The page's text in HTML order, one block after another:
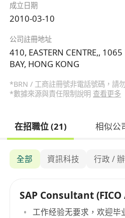
成立日期
2010-03-10
公司註冊地址
410, EASTERN CENTRE,,
BAY, HONG KONG
*BRN / 工商註冊號非電話號碼，請
*數據來源與責任限制說明 查看更多
在招職位 (21) 相似公
全部 資訊科技 行政 /
SAP Consultant
工作经验无要求，欢迎毕